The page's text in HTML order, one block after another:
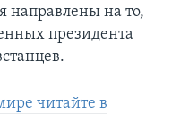
направлены на то,
президента
читайте в